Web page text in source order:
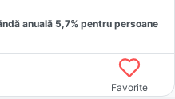
anuală 5,7% pentru persoane
Favorite